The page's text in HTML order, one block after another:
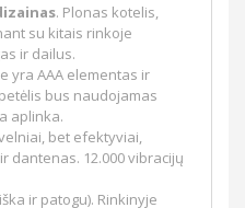
. Plonas kotelis,
su kitais rinkoje
ir dailus.
yra AAA elementas ir
bus naudojamas
aplinka.
bet efektyviai,
dantenas. 12.000 vibracijų
ir patogu). Rinkinyje